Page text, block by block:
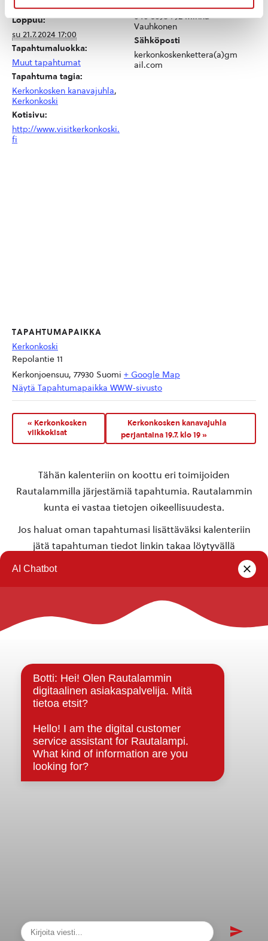
pe 19.7.2024 13:00
Loppuu:
su 21.7.2024 17:00
Tapahtumaluokka:
Muut tapahtumat
Tapahtuma tagia:
Kerkonkosken kanavajuhla,
Kerkonkoski
Kotisivu:
http://www.visitkerkonkoski.
fi
040 5698 792 Minna
Vauhkonen
Sähköposti
kerkonkoskenkettera(a)gm
ail.com
TAPAHTUMAPAIKKA
Kerkonkoski
Repolantie 11
Kerkonjoensuu, 77930 Suomi + Google Map
Näytä Tapahtumapaikka WWW-sivusto
« Kerkonkosken
viikkokisat
Kerkonkosken kanavajuhla
perjantaina 19.7. klo 19»
Tähän kalenteriin on koottu eri toimijoiden
Rautalammilla järjestämiä tapahtumia. Rautalammin
kunta ei vastaa tietojen oikeellisuudesta.
Jos haluat oman tapahtumasi lisättäväksi kalenteriin
jätä tapahtuman tiedot linkin takaa löytyvällä
Rautalammin kunta
Strategiat, ohjelmat, ohjeet, suunnitelmat, säännöt ja
sopimukset
Asiakirjajulkisuuskuvaus
Evästeet
Saavutettavuusseloste
Tietosuoja
Tietosuojaselosteet